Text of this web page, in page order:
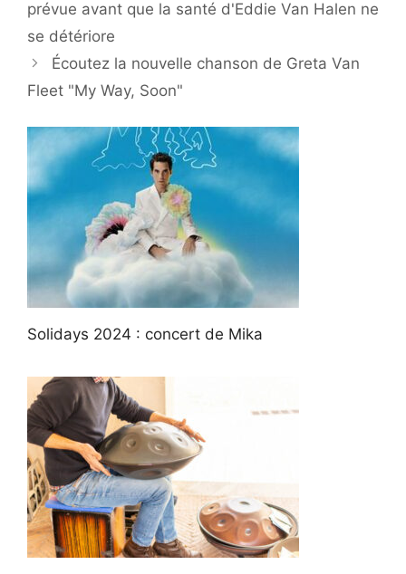
prévue avant que la santé d'Eddie Van Halen ne
se détériore
Écoutez la nouvelle chanson de Greta Van
Fleet "My Way, Soon"
Solidays 2024 : concert de Mika